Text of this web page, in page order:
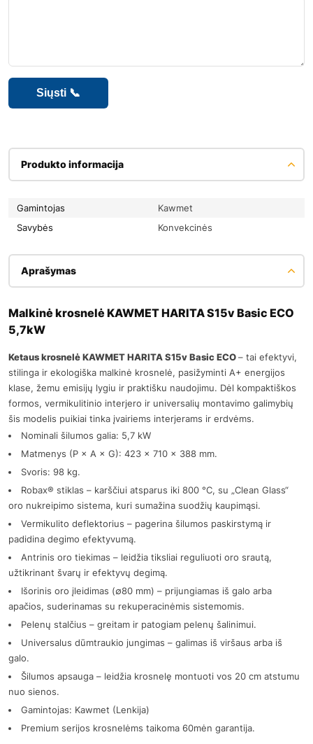
Produkto informacija
Gamintojas
Kawmet
Savybės
Konvekcinės
Aprašymas
Malkinė krosnelė KAWMET HARITA S15v Basic ECO
5,7kW
Ketaus krosnelė KAWMET HARITA S15v Basic ECO– tai efektyvi,
stilinga ir ekologiška malkinė krosnelė, pasižyminti A+ energijos
klase, žemu emisijų lygiu ir praktišku naudojimu. Dėl kompaktiškos
formos, vermikulitinio interjero ir universalių montavimo galimybių
šis modelis puikiai tinka įvairiems interjerams ir erdvėms.
Nominali šilumos galia: 5,7 kW
Matmenys (P × A × G): 423 × 710 × 388 mm.
Svoris: 98 kg.
Robax® stiklas – karščiui atsparus iki 800 °C, su „Clean Glass“
oro nukreipimo sistema, kuri sumažina suodžių kaupimąsi.
Vermikulito deflektorius – pagerina šilumos paskirstymą ir
padidina degimo efektyvumą.
Antrinis oro tiekimas – leidžia tiksliai reguliuoti oro srautą,
užtikrinant švarų ir efektyvų degimą.
Išorinis oro įleidimas (∅80 mm) – prijungiamas iš galo arba
apačios, suderinamas su rekuperacinėmis sistemomis.
Pelenų stalčius – greitam ir patogiam pelenų šalinimui.
Universalus dūmtraukio jungimas – galimas iš viršaus arba iš
galo.
Šilumos apsauga – leidžia krosnelę montuoti vos 20 cm atstumu
nuo sienos.
Gamintojas: Kawmet (Lenkija)
Premium serijos krosnelėms taikoma 60mėn garantija.